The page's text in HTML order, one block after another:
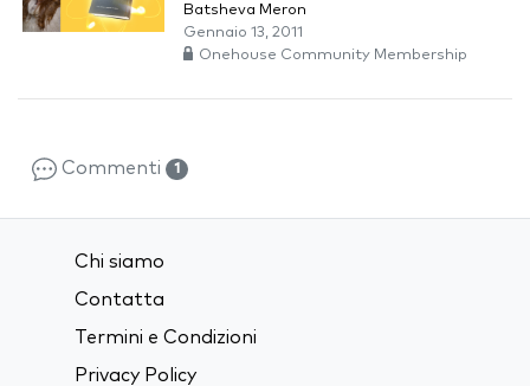
Batsheva Meron
Gennaio 13, 2011
Onehouse Community Membership
Commenti 1
Chi siamo
Contatta
Termini e Condizioni
Privacy Policy